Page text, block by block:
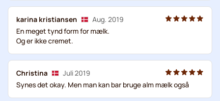
karina kristiansen
Aug. 2019
En meget tynd form for mælk.
Og er ikke cremet.
Christina
Juli 2019
Synes det okay. Men man kan bar bruge alm mælk også